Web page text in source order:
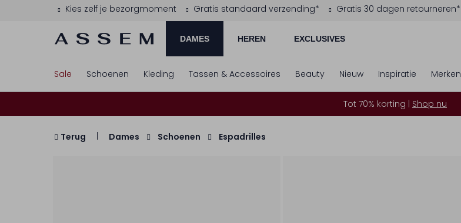
Kies zelf je bezorgmoment Gratis standaard verzending* Gratis 30 dagen retourneren*
DAMES HEREN EXCLUSIVES
Sale Schoenen Kleding Tassen & Accessoires Beauty Nieuw Inspiratie Merken
Tot 70% korting | Shop nu
Terug Dames Schoenen Espadrilles